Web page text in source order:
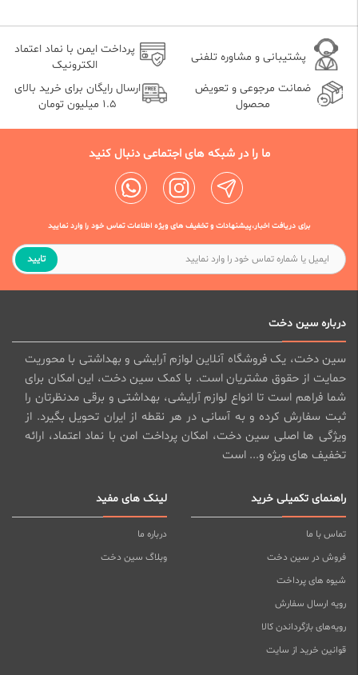
پشتیبانی و مشاوره تلفنی
پرداخت ایمن با نماد اعتماد
الکترونیک
ضمانت مرجوعی و تعویض
محصول
ارسال رایگان برای خرید بالای
1.5 میلیون تومان
ما را در شبکه های اجتماعی دنبال کنید
برای دریافت اخبار،پیشنهادات و تخفیف های ویژه اطلاعات تماس خود را وارد نمایید
تایید
درباره سین دخت
سین دخت، یک فروشگاه آنلاین لوازم آرایشی و بهداشتی با محوریت
حمایت از حقوق مشتریان است. با کمک سین دخت، این امکان برای
شما فراهم است تا انواع لوازم آرایشی، بهداشتی و برقی مدنظرتان را
ثبت سفارش کرده و به آسانی در هر نقطه از ایران تحویل بگیرد. از
ویژگی ها اصلی سین دخت، امکان پرداخت امن با نماد اعتماد، ارائه
تخفیف های ویژه و... است
راهنمای تکمیلی خرید
تماس با ما
فروش در سین دخت
شیوه های پرداخت
رویه ارسال سفارش
رویه‌های بازگرداندن کالا
قوانین خرید از سایت
لینک های مفید
درباره ما
وبلاگ سین دخت